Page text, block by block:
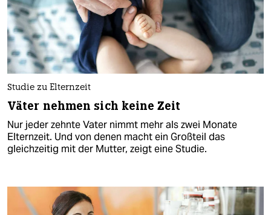
Studie zu Elternzeit
Väter nehmen sich keine Zeit
Nur jeder zehnte Vater nimmt mehr als zwei Monate
Elternzeit. Und von denen macht ein Großteil das
gleichzeitig mit der Mutter, zeigt eine Studie.